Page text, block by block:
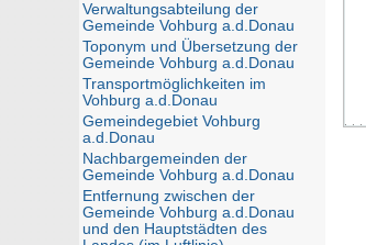
Verwaltungsabteilung der
Gemeinde Vohburg a.d.Donau
Toponym und Übersetzung der
Gemeinde Vohburg a.d.Donau
Transportmöglichkeiten im
Vohburg a.d.Donau
Gemeindegebiet Vohburg
a.d.Donau
Nachbargemeinden der
Gemeinde Vohburg a.d.Donau
Entfernung zwischen der
Gemeinde Vohburg a.d.Donau
und den Hauptstädten des